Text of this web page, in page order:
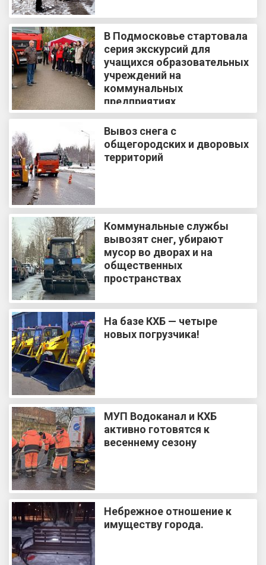
В Подмосковье стартовала
серия экскурсий для
учащихся образовательных
учреждений на
коммунальных
предприятиях
Вывоз снега с
общегородских и дворовых
территорий
Коммунальные службы
вывозят снег, убирают
мусор во дворах и на
общественных
пространствах
На базе КХБ — четыре
новых погрузчика!
МУП Водоканал и КХБ
активно готовятся к
весеннему сезону
Небрежное отношение к
имуществу города.